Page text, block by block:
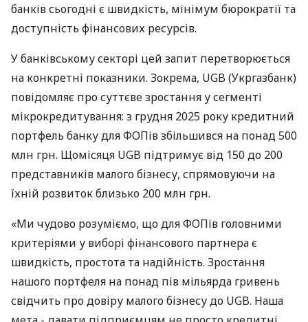
банків сьогодні є швидкість, мінімум бюрократії та
доступність фінансових ресурсів.
У банківському секторі цей запит перетворюється
на конкретні показники. Зокрема, UGB (Укргазбанк)
повідомляє про суттєве зростання у сегменті
мікрокредитування: з грудня 2025 року кредитний
портфель банку для ФОПів збільшився на понад 500
млн грн. Щомісяця UGB підтримує від 150 до 200
представників малого бізнесу, спрямовуючи на
їхній розвиток близько 200 млн грн.
«Ми чудово розуміємо, що для ФОПів головними
критеріями у виборі фінансового партнера є
швидкість, простота та надійність. Зростання
нашого портфеля на понад пів мільярда гривень
свідчить про довіру малого бізнесу до UGB. Наша